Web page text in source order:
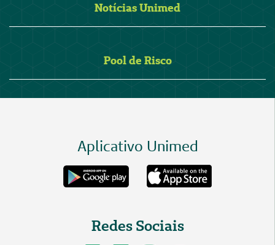
Notícias Unimed
Pool de Risco
Aplicativo Unimed
Redes Sociais